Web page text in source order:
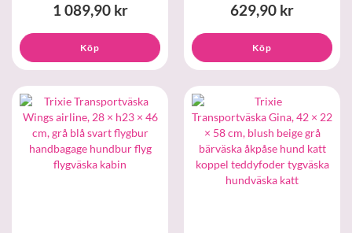
1 089,90 kr
Köp
629,90 kr
Köp